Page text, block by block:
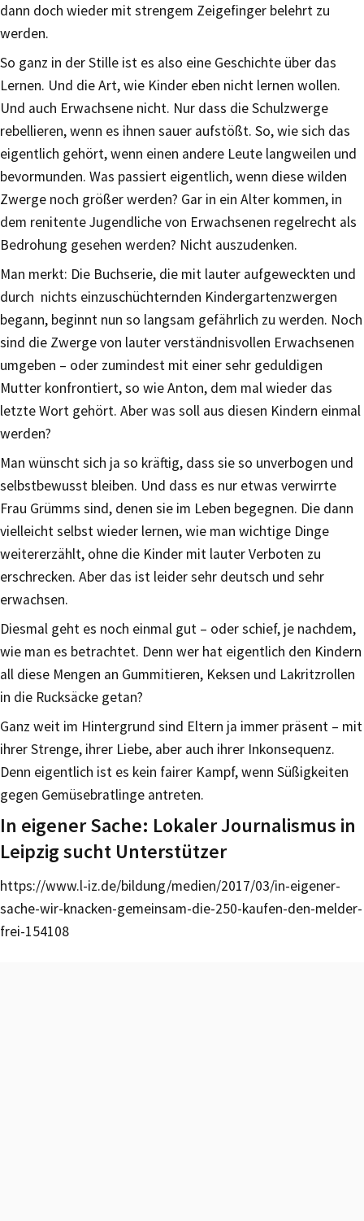
dann doch wieder mit strengem Zeigefinger belehrt zu
werden.
So ganz in der Stille ist es also eine Geschichte über das
Lernen. Und die Art, wie Kinder eben nicht lernen wollen.
Und auch Erwachsene nicht. Nur dass die Schulzwerge
rebellieren, wenn es ihnen sauer aufstößt. So, wie sich das
eigentlich gehört, wenn einen andere Leute langweilen und
bevormunden. Was passiert eigentlich, wenn diese wilden
Zwerge noch größer werden? Gar in ein Alter kommen, in
dem renitente Jugendliche von Erwachsenen regelrecht als
Bedrohung gesehen werden? Nicht auszudenken.
Man merkt: Die Buchserie, die mit lauter aufgeweckten und
durch nichts einzuschüchternden Kindergartenzwergen
begann, beginnt nun so langsam gefährlich zu werden. Noch
sind die Zwerge von lauter verständnisvollen Erwachsenen
umgeben – oder zumindest mit einer sehr geduldigen
Mutter konfrontiert, so wie Anton, dem mal wieder das
letzte Wort gehört. Aber was soll aus diesen Kindern einmal
werden?
Man wünscht sich ja so kräftig, dass sie so unverbogen und
selbstbewusst bleiben. Und dass es nur etwas verwirrte
Frau Grümms sind, denen sie im Leben begegnen. Die dann
vielleicht selbst wieder lernen, wie man wichtige Dinge
weitererzählt, ohne die Kinder mit lauter Verboten zu
erschrecken. Aber das ist leider sehr deutsch und sehr
erwachsen.
Diesmal geht es noch einmal gut – oder schief, je nachdem,
wie man es betrachtet. Denn wer hat eigentlich den Kindern
all diese Mengen an Gummitieren, Keksen und Lakritzrollen
in die Rucksäcke getan?
Ganz weit im Hintergrund sind Eltern ja immer präsent – mit
ihrer Strenge, ihrer Liebe, aber auch ihrer Inkonsequenz.
Denn eigentlich ist es kein fairer Kampf, wenn Süßigkeiten
gegen Gemüsebratlinge antreten.
In eigener Sache: Lokaler Journalismus in
Leipzig sucht Unterstützer
https://www.l-iz.de/bildung/medien/2017/03/in-eigener-
sache-wir-knacken-gemeinsam-die-250-kaufen-den-melder-
frei-154108